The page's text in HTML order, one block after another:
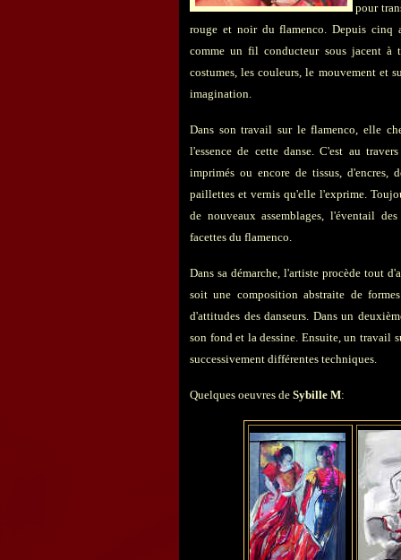
pour
rouge et noir du flamenco. Depuis cinq
comme un fil conducteur sous jacent à
costumes, les couleurs, le mouvement et
imagination.
Dans son travail sur le flamenco, elle
l'essence de cette danse. C'est au
imprimés ou encore de tissus, d'encres,
paillettes et vernis qu'elle l'exprime.
de nouveaux assemblages, l'éventail
facettes du flamenco.
Dans sa démarche, l'artiste procède tout
soit une composition abstraite de
d'attitudes des danseurs. Dans un
son fond et la dessine. Ensuite, un travail
successivement différentes techniques.
Quelques oeuvres de Sybille M: